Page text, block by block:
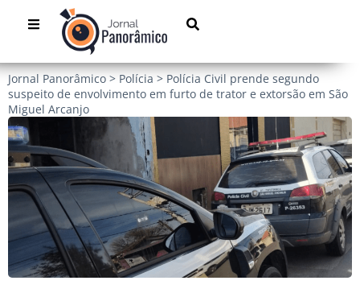
Jornal Panorâmico > Polícia > Polícia Civil prende segundo
suspeito de envolvimento em furto de trator e extorsão em São
Miguel Arcanjo